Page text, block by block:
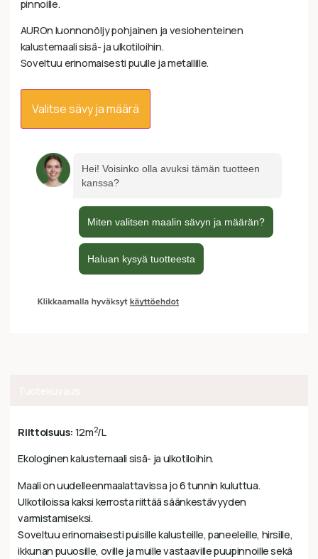
pinnoille.
AUROn luonnonöljy pohjainen ja vesiohenteinen
kalustemaali sisä- ja ulkotiloihin.
Soveltuu erinomaisesti puulle ja metallille.
Valitse sävy ja määrä
Riittoisuus: 12m2/L
Ekologinen kalustemaali sisä- ja ulkotiloihin.
Maali on uudelleenmaalattavissa jo 6 tunnin kuluttua.
Ulkotiloissa kaksi kerrosta riittää säänkestävyyden
varmistamiseksi.
Soveltuu erinomaisesti puisille kalusteille, paneeleille, hirsille,
ikkunan puuosille, oville ja muille vastaaville puupinnoille sekä